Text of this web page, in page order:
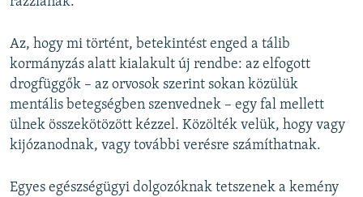
Az, hogy mi történt, betekintést enged a tálib
kormányzás alatt kialakult új rendbe: az elfogott
drogfüggők – az orvosok szerint sokan közülük
mentális betegségben szenvednek – egy fal mellett
ülnek összekötözött kézzel. Közölték velük, hogy vagy
kijózanodnak, vagy további verésre számíthatnak.
Egyes egészségügyi dolgozóknak tetszenek a kemény